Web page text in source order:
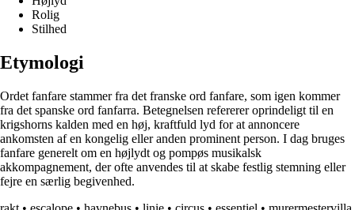
Rolig
Stilhed
Etymologi
Ordet fanfare stammer fra det franske ord fanfare, som igen kommer
fra det spanske ord fanfarra. Betegnelsen refererer oprindeligt til en
krigshorns kalden med en høj, kraftfuld lyd for at annoncere
ankomsten af en kongelig eller anden prominent person. I dag bruges
fanfare generelt om en højlydt og pompøs musikalsk
akkompagnement, der ofte anvendes til at skabe festlig stemning eller
fejre en særlig begivenhed.